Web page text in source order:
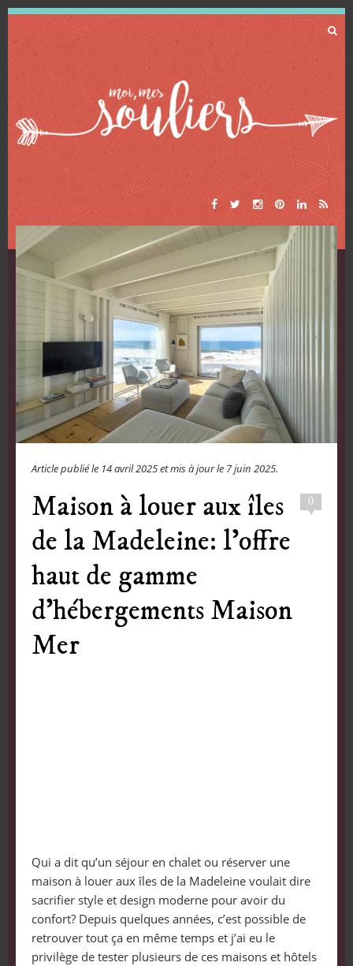
Article publié le 14 avril 2025et mis à jour le 7 juin 2025.
0
Maison à louer aux îles
de la Madeleine: l’offre
haut de gamme
d’hébergements Maison
Mer
Qui a dit qu’un séjour en chalet ou réserver une
maison à louer aux îles de la Madeleine voulait dire
sacrifier style et design moderne pour avoir du
confort? Depuis quelques années, c’est possible de
retrouver tout ça en même temps et j’ai eu le
privilège de tester plusieurs de ces maisons et hôtels